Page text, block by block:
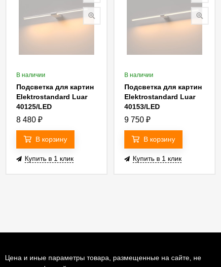
В наличии
Подсветка для картин
Elektrostandard Luar
40125/LED
4690389217081
8 480 ₽
В корзину
Купить в 1 клик
В наличии
Подсветка для картин
Elektrostandard Luar
40153/LED
4690389217258
9 750 ₽
В корзину
Купить в 1 клик
Цена и иные параметры товара, размещенные на сайте, не